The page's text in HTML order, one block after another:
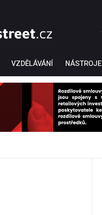
VZDĚLÁVÁNÍ NÁSTROJE